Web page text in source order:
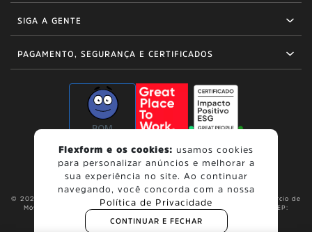
SIGA A GENTE
PAGAMENTO, SEGURANÇA E CERTIFICADOS
BOM
© 2026, Flexform. Todos os direitos reservados. Flexform Indústria e Comércio de
Móveis Ltda. | Av. Papa João Paulo I, 1849 - Cumbica, Guarulhos - SP, CEP:
07170-350 | CNPJ: 49.058.654/0001-65
Flexform e os cookies: usamos cookies
para personalizar anúncios e melhorar a
sua experiência no site. Ao continuar
navegando, você concorda com a nossa
Política de Privacidade
CONTINUAR E FECHAR